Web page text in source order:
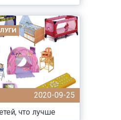
2020-09-25
что лучше